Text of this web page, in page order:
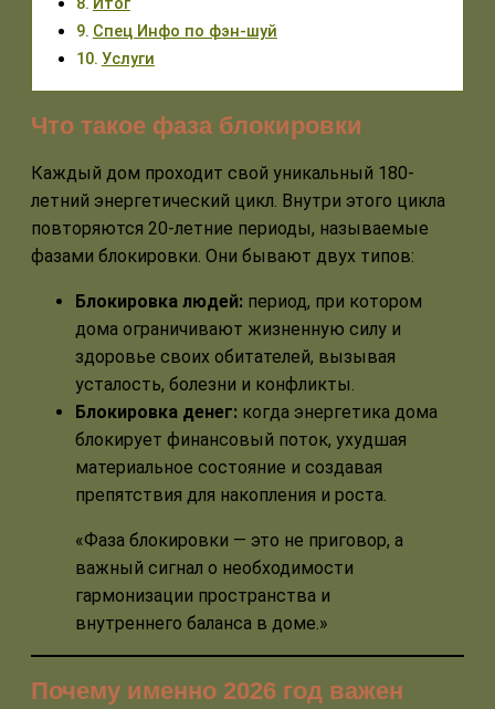
Спец Инфо по фэн-шуй
Услуги
Что такое фаза блокировки
Каждый дом проходит свой уникальный 180-
летний энергетический цикл. Внутри этого цикла
повторяются 20-летние периоды, называемые
фазами блокировки. Они бывают двух типов:
Блокировка людей: период, при котором
дома ограничивают жизненную силу и
здоровье своих обитателей, вызывая
усталость, болезни и конфликты.
Блокировка денег: когда энергетика дома
блокирует финансовый поток, ухудшая
материальное состояние и создавая
препятствия для накопления и роста.
«Фаза блокировки — это не приговор, а
важный сигнал о необходимости
гармонизации пространства и
внутреннего баланса в доме.»
Почему именно 2026 год важен